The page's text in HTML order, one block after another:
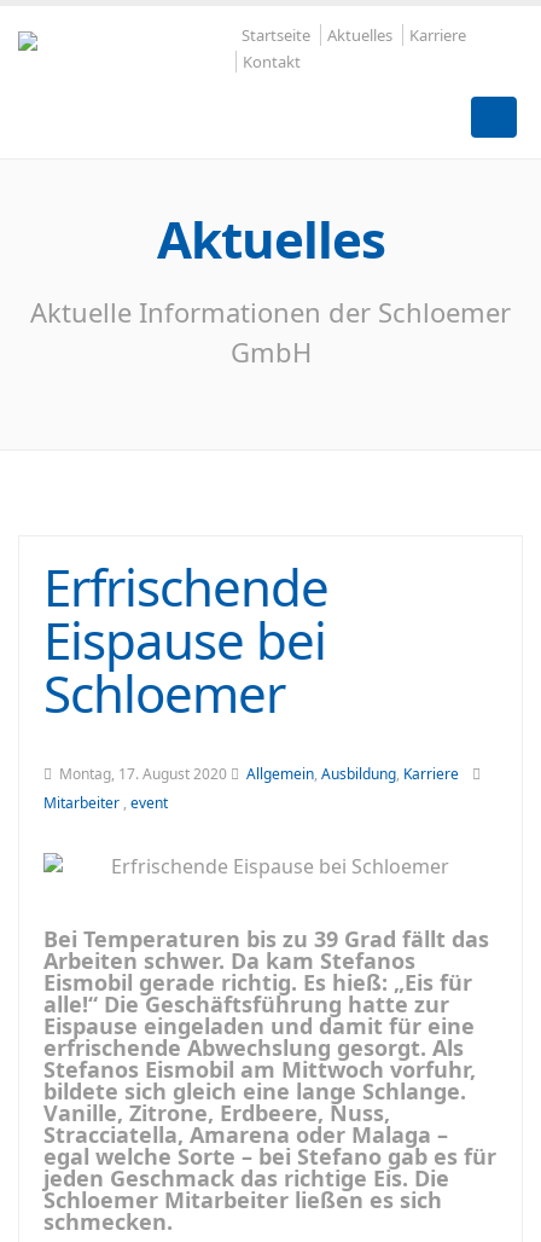
Startseite Aktuelles
Karriere
Kontakt
Aktuelles
Aktuelle Informationen der Schloemer
GmbH
Erfrischende
Eispause bei
Schloemer
Montag, 17. August 2020 Allgemein, Ausbildung, Karriere
Mitarbeiter , event
Bei Temperaturen bis zu 39 Grad fällt das
Arbeiten schwer. Da kam Stefanos
Eismobil gerade richtig. Es hieß: „Eis für
alle!“ Die Geschäftsführung hatte zur
Eispause eingeladen und damit für eine
erfrischende Abwechslung gesorgt. Als
Stefanos Eismobil am Mittwoch vorfuhr,
bildete sich gleich eine lange Schlange.
Vanille, Zitrone, Erdbeere, Nuss,
Stracciatella, Amarena oder Malaga –
egal welche Sorte – bei Stefano gab es für
jeden Geschmack das richtige Eis. Die
Schloemer Mitarbeiter ließen es sich
schmecken.